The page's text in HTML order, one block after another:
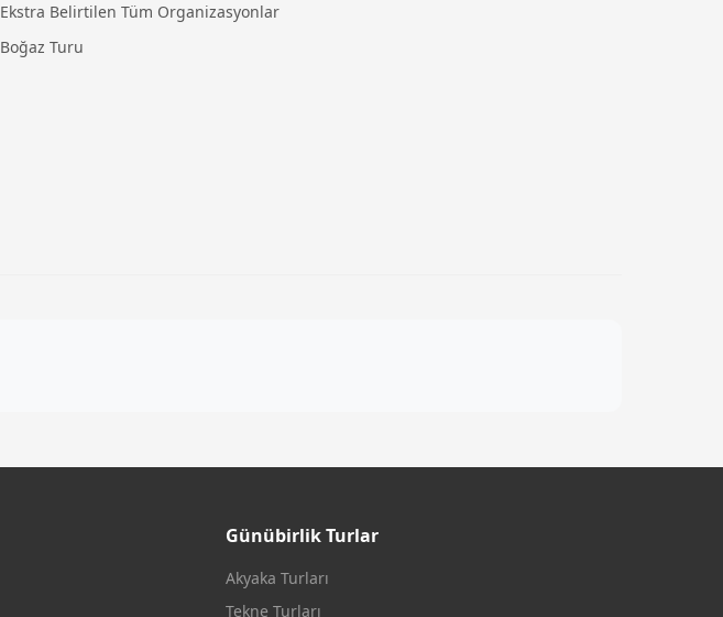
Ekstra Belirtilen Tüm Organizasyonlar
Boğaz Turu
Günübirlik Turlar
Akyaka Turları
Tekne Turları